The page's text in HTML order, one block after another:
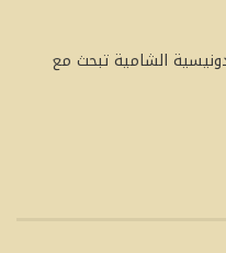
الشامية تبحث مع